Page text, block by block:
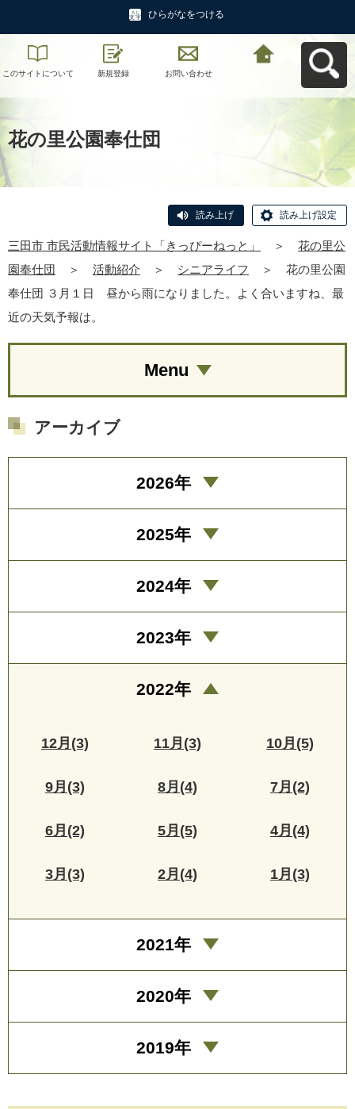
ひらがなをつける
このサイトについて 新規登録 お問い合わせ
花の里公園奉仕団
読み上げ 読み上げ設定
三田市 市民活動情報サイト「きっぴーねっと」 ＞
花の里公
園奉仕団
＞ 活動紹介 ＞ シニアライフ ＞
花の里公園
奉仕団 ３月１日 昼から雨になりました。よく合いますね、最
近の天気予報は。
Menu
アーカイブ
2026年
2025年
2024年
2023年
2022年
12月(3) 11月(3) 10月(5)
9月(3) 8月(4) 7月(2)
6月(2) 5月(5) 4月(4)
3月(3) 2月(4) 1月(3)
2021年
2020年
2019年